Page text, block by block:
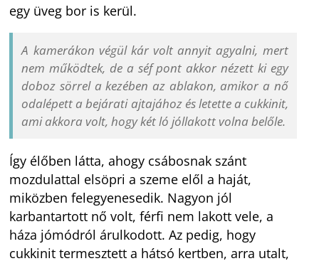
egy üveg bor is kerül.
A kamerákon végül kár volt annyit agyalni, mert
nem működtek, de a séf pont akkor nézett ki egy
doboz sörrel a kezében az ablakon, amikor a nő
odalépett a bejárati ajtajához és letette a cukkinit,
ami akkora volt, hogy két ló jóllakott volna belőle.
Így élőben látta, ahogy csábosnak szánt
mozdulattal elsöpri a szeme elől a haját,
miközben felegyenesedik. Nagyon jól
karbantartott nő volt, férfi nem lakott vele, a
háza jómódról árulkodott. Az pedig, hogy
cukkinit termesztett a hátsó kertben, arra utalt,